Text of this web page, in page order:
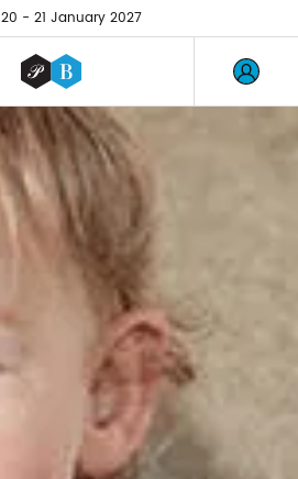
20 - 21 January 2027